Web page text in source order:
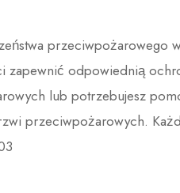
przeciwpożarowego
zapewnić odpowiednią
lub potrzebujesz
przeciwpożarowych.